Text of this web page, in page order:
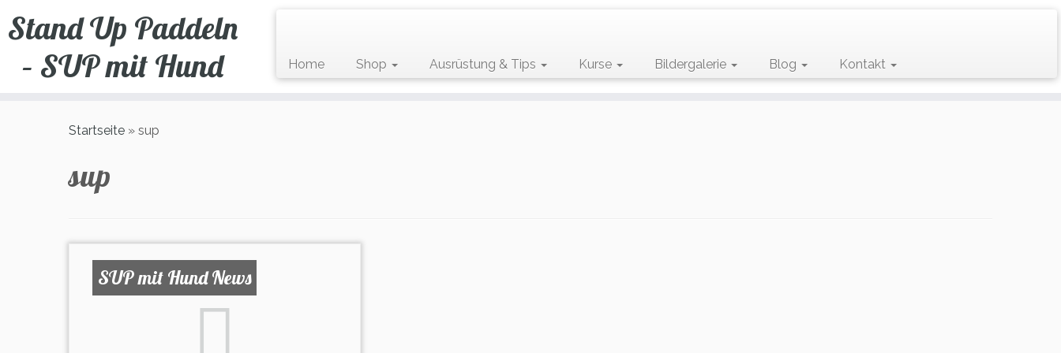
Inhalt
Stand Up Paddeln
– SUP mit Hund
Home Shop Ausrüstung & Tips Kurse Bildergalerie Blog Kontakt
Startseite » sup
sup
SUP mit Hund News